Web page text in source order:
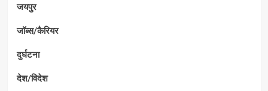
जयपुर
जॉब्स/कैरियर
दुर्घटना
देश/विदेश